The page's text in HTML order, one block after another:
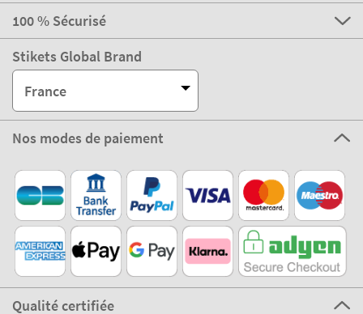
100 % Sécurisé
Stikets Global Brand
France
Nos modes de paiement
Qualité certifiée